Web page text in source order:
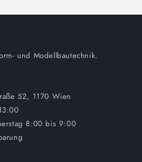
von und Modellbautechnik.
52, 1170 Wien
8:00 bis 9:00